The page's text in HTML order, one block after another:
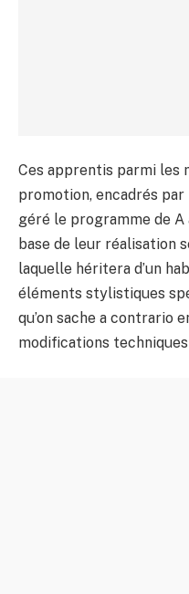
Ces apprentis parmi les
promotion, encadrés
géré le programme de A
base de leur réalisation
laquelle héritera d’un
éléments stylistiques
qu’on sache a contrario
modifications